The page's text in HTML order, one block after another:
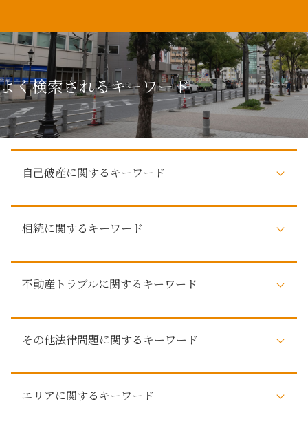
よく検索されるキーワード
自己破産に関するキーワード
任意整理 どうなる
自己破産 費用
自己破産 家族への影響
払えない 住宅ローン
自己破産 影響
自己破産 5年 住宅ローン
住宅ローン 自己破産
相続に関するキーワード
相続 調停
遺産 相続
遺留分対策 相続
弁護士 法定相続人
法定相続人 遺産
不動産トラブルに関するキーワード
瑕疵 不動産トラブル
売買トラブル
敷金 返ってこない
その他法律問題に関するキーワード
詐欺被害 とは
エリアに関するキーワード